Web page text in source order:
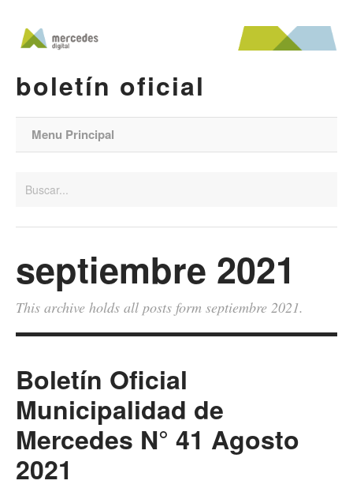
boletín oficial
Menu Principal
septiembre 2021
This archive holds all posts form septiembre 2021.
Boletín Oficial
Municipalidad de
Mercedes N° 41 Agosto
2021